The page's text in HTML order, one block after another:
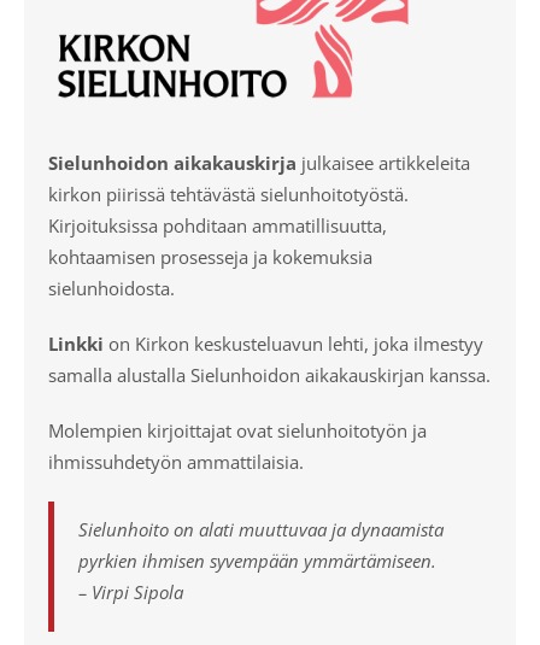
Sielunhoidon aikakauskirja julkaisee artikkeleita
kirkon piirissä tehtävästä sielunhoitotyöstä.
Kirjoituksissa pohditaan ammatillisuutta,
kohtaamisen prosesseja ja kokemuksia
sielunhoidosta.
Linkki on Kirkon keskusteluavun lehti, joka ilmestyy
samalla alustalla Sielunhoidon aikakauskirjan kanssa.
Molempien kirjoittajat ovat sielunhoitotyön ja
ihmissuhdetyön ammattilaisia.
Sielunhoito on alati muuttuvaa ja dynaamista
pyrkien ihmisen syvempään ymmärtämiseen.
– Virpi Sipola